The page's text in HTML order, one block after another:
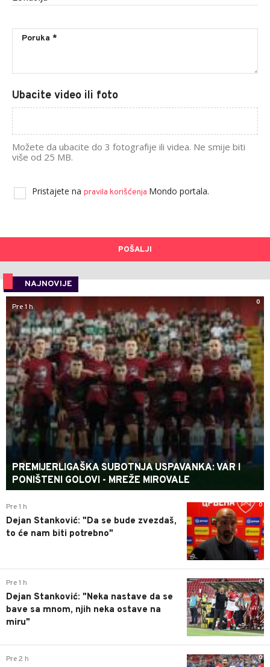
Ubacite video ili foto
Možete da ubacite do 3 fotografije ili videa. Ne smije biti
više od 25 MB.
Pristajete na pravila korišćenja Mondo portala.
POŠALJI
NAJNOVIJE
0
Pre 1 h
PREMIJERLIGAŠKA SUBOTNJA USPAVANKA: VAR I
PONIŠTENI GOLOVI - MREŽE MIROVALE
0
Pre 1 h
Dejan Stanković: "Da se bude zvezdaš,
to će nam biti potrebno"
0
Pre 1 h
Dejan Stanković: "Neka nastave da se
bave sa mnom, njih neka ostave na
miru"
0
Pre 2 h